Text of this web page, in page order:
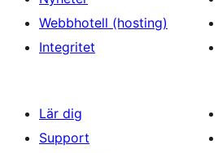
Webbhotell (hosting)
Integritet
Lär dig
Support